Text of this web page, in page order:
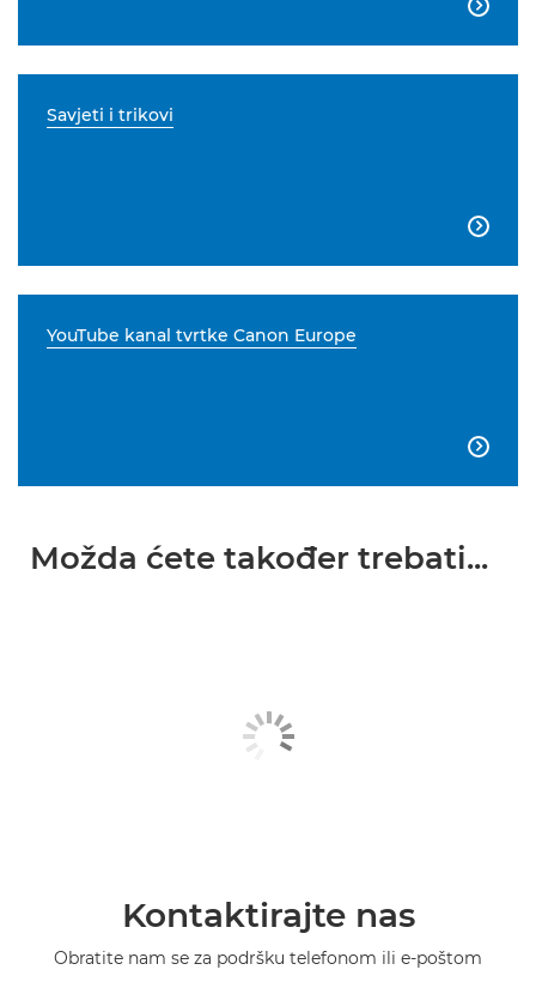

Savjeti i trikovi

YouTube kanal tvrtke Canon Europe

Možda ćete također trebati...
Kontaktirajte nas
Obratite nam se za podršku telefonom ili e-poštom